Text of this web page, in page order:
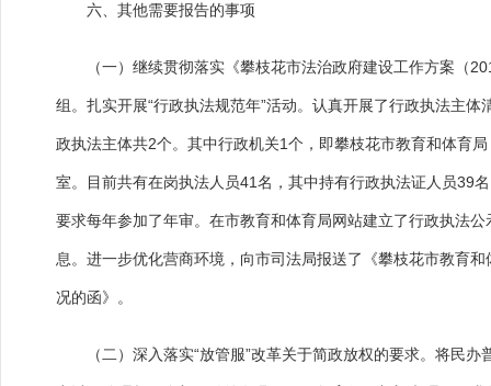
六、其他需要报告的事项
（一）继续贯彻落实《攀枝花市法治政府建设工作方案（
组。扎实开展“行政执法规范年”活动。认真开展了行政执法主
政执法主体共2个。其中行政机关1个，即攀枝花市教育和体育
室。目前共有在岗执法人员41名，其中持有行政执法证人员39
要求每年参加了年审。在市教育和体育局网站建立了行政执法
息。进一步优化营商环境，向市司法局报送了《攀枝花市教育
况的函》。
（二）深入落实“放管服”改革关于简政放权的要求。将民办